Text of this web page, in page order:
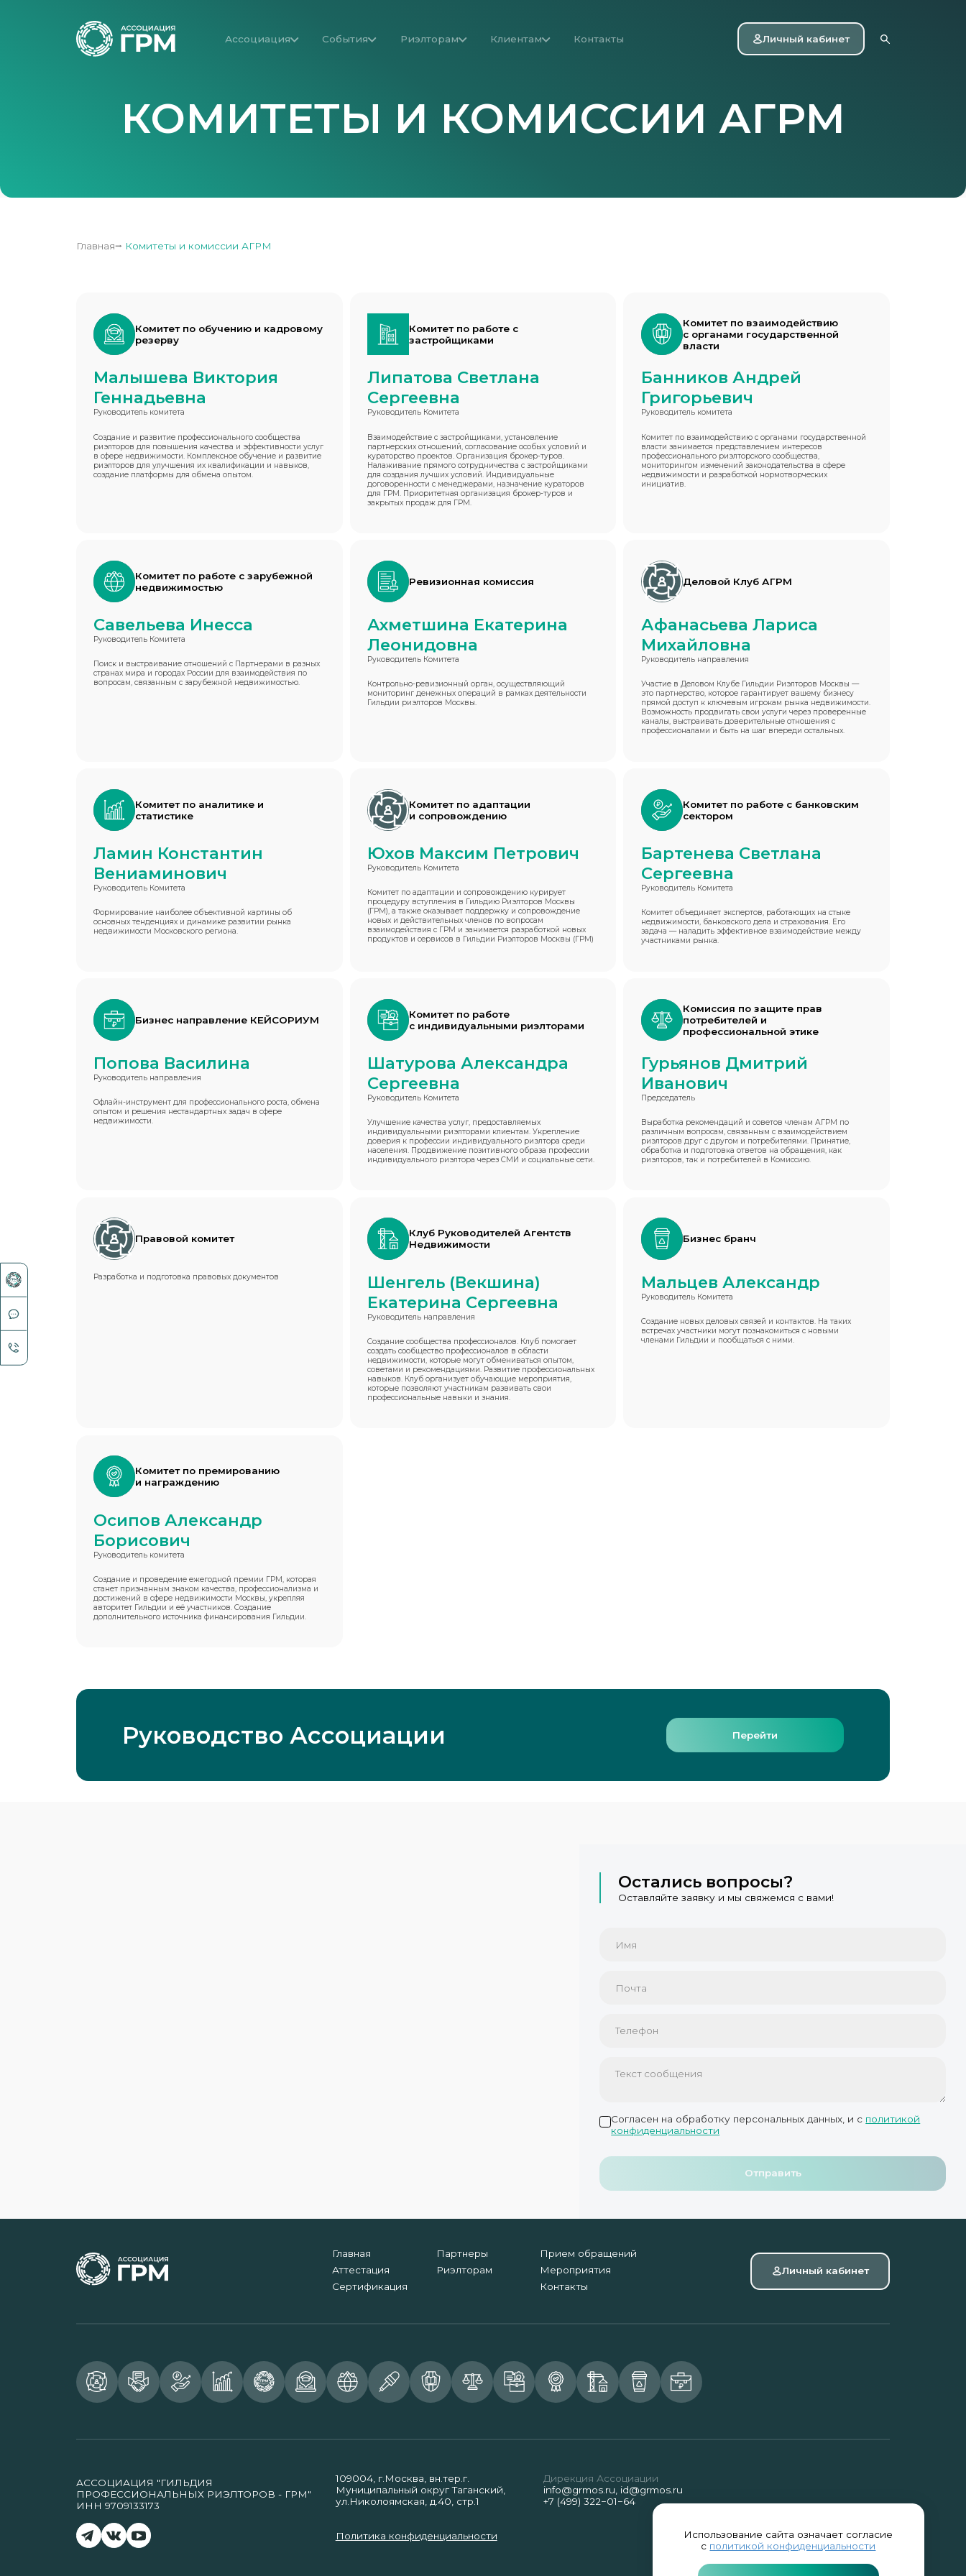
Ассоциация События Риэлторам Клиентам Контакты Личный кабинет
КОМИТЕТЫ И КОМИССИИ АГРМ
Главная⭢ Комитеты и комиссии АГРМ
Комитет по обучению и кадровому
резерву
Малышева Виктория
Геннадьевна
Руководитель комитета
Создание и развитие профессионального сообщества
риэлторов для повышения качества и эффективности услуг
в сфере недвижимости. Комплексное обучение и развитие
риэлторов для улучшения их квалификации и навыков,
создание платформы для обмена опытом.
Комитет по работе с
застройщиками
Липатова Светлана
Сергеевна
Руководитель Комитета
Взаимодействие с застройщиками, установление
партнерских отношений, согласование особых условий и
кураторство проектов. Организация брокер-туров.
Налаживание прямого сотрудничества с застройщиками
для создания лучших условий. Индивидуальные
договоренности с менеджерами, назначение кураторов
для ГРМ. Приоритетная организация брокер-туров и
закрытых продаж для ГРМ.
Комитет по взаимодействию
с органами государственной
власти
Банников Андрей
Григорьевич
Руководитель комитета
Комитет по взаимодействию с органами государственной
власти занимается представлением интересов
профессионального риэлторского сообщества,
мониторингом изменений законодательства в сфере
недвижимости и разработкой нормотворческих
инициатив.
Комитет по работе с зарубежной
недвижимостью
Савельева Инесса
Руководитель Комитета
Поиск и выстраивание отношений с Партнерами в разных
странах мира и городах России для взаимодействия по
вопросам, связанным с зарубежной недвижимостью.
Ревизионная комиссия
Ахметшина Екатерина
Леонидовна
Руководитель Комитета
Контрольно-ревизионный орган, осуществляющий
мониторинг денежных операций в рамках деятельности
Гильдии риэлторов Москвы.
Деловой Клуб АГРМ
Афанасьева Лариса
Михайловна
Руководитель направления
Участие в Деловом Клубе Гильдии Риэлторов Москвы —
это партнерство, которое гарантирует вашему бизнесу
прямой доступ к ключевым игрокам рынка недвижимости.
Возможность продвигать свои услуги через проверенные
каналы, выстраивать доверительные отношения с
профессионалами и быть на шаг впереди остальных.
Комитет по аналитике и
статистике
Ламин Константин
Вениаминович
Руководитель Комитета
Формирование наиболее объективной картины об
основных тенденциях и динамике развитии рынка
недвижимости Московского региона.
Комитет по адаптации
и сопровождению
Юхов Максим Петрович
Руководитель Комитета
Комитет по адаптации и сопровождению курирует
процедуру вступления в Гильдию Риэлторов Москвы
(ГРМ), а также оказывает поддержку и сопровождение
новых и действительных членов по вопросам
взаимодействия с ГРМ и занимается разработкой новых
продуктов и сервисов в Гильдии Риэлторов Москвы (ГРМ)
Комитет по работе с банковским
сектором
Бартенева Светлана
Сергеевна
Руководитель Комитета
Комитет объединяет экспертов, работающих на стыке
недвижимости, банковского дела и страхования. Его
задача — наладить эффективное взаимодействие между
участниками рынка.
Бизнес направление КЕЙСОРИУМ
Попова Василина
Руководитель направления
Офлайн-инструмент для профессионального роста, обмена
опытом и решения нестандартных задач в сфере
недвижимости.
Комитет по работе
с индивидуальными риэлторами
Шатурова Александра
Сергеевна
Руководитель Комитета
Улучшение качества услуг, предоставляемых
индивидуальными риэлторами клиентам. Укрепление
доверия к профессии индивидуального риэлтора среди
населения. Продвижение позитивного образа профессии
индивидуального риэлтора через СМИ и социальные сети.
Комиссия по защите прав
потребителей и
профессиональной этике
Гурьянов Дмитрий
Иванович
Председатель
Выработка рекомендаций и советов членам АГРМ по
различным вопросам, связанным с взаимодействием
риэлторов друг с другом и потребителями. Принятие,
обработка и подготовка ответов на обращения, как
риэлторов, так и потребителей в Комиссию.
Правовой комитет
Разработка и подготовка правовых документов
Клуб Руководителей Агентств
Недвижимости
Шенгель (Векшина)
Екатерина Сергеевна
Руководитель направления
Создание сообщества профессионалов. Клуб помогает
создать сообщество профессионалов в области
недвижимости, которые могут обмениваться опытом,
советами и рекомендациями. Развитие профессиональных
навыков. Клуб организует обучающие мероприятия,
которые позволяют участникам развивать свои
профессиональные навыки и знания.
Бизнес бранч
Мальцев Александр
Руководитель Комитета
Создание новых деловых связей и контактов. На таких
встречах участники могут познакомиться с новыми
членами Гильдии и пообщаться с ними.
Комитет по премированию
и награждению
Осипов Александр
Борисович
Руководитель комитета
Создание и проведение ежегодной премии ГРМ, которая
станет признанным знаком качества, профессионализма и
достижений в сфере недвижимости Москвы, укрепляя
авторитет Гильдии и её участников. Создание
дополнительного источника финансирования Гильдии.
Руководство Ассоциации Перейти
Остались вопросы?
Оставляйте заявку и мы свяжемся с вами!
Согласен на обработку персональных данных, и с политикой
конфиденциальности
Отправить
Использование сайта означает согласие
с политикой конфиденциальности
Главная
Аттестация
Сертификация
Партнеры
Риэлторам
Прием обращений
Мероприятия
Контакты
Личный кабинет
АССОЦИАЦИЯ "ГИЛЬДИЯ
ПРОФЕССИОНАЛЬНЫХ РИЭЛТОРОВ - ГРМ"
ИНН 9709133173
109004, г.Москва, вн.тер.г.
Муниципальный округ Таганский,
ул.Николоямская, д.40, стр.1
Дирекция Ассоциации
info@grmos.ru id@grmos.ru
+7 (499) 322−01−64
Политика конфиденциальности